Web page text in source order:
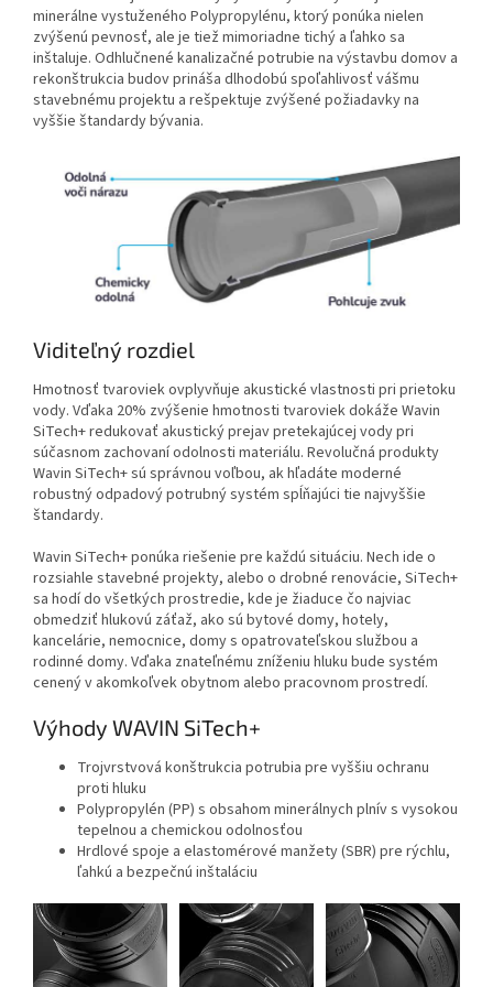
minerálne vystuženého Polypropylénu, ktorý ponúka nielen
zvýšenú pevnosť, ale je tiež mimoriadne tichý a ľahko sa
inštaluje. Odhlučnené kanalizačné potrubie na výstavbu domov a
rekonštrukcia budov prináša dlhodobú spoľahlivosť vášmu
stavebnému projektu a rešpektuje zvýšené požiadavky na
vyššie štandardy bývania.
Viditeľný rozdiel
Hmotnosť tvaroviek ovplyvňuje akustické vlastnosti pri prietoku
vody. Vďaka 20% zvýšenie hmotnosti tvaroviek dokáže Wavin
SiTech+ redukovať akustický prejav pretekajúcej vody pri
súčasnom zachovaní odolnosti materiálu. Revolučná produkty
Wavin SiTech+ sú správnou voľbou, ak hľadáte moderné
robustný odpadový potrubný systém spĺňajúci tie najvyššie
štandardy.
Wavin SiTech+ ponúka riešenie pre každú situáciu. Nech ide o
rozsiahle stavebné projekty, alebo o drobné renovácie, SiTech+
sa hodí do všetkých prostredie, kde je žiaduce čo najviac
obmedziť hlukovú záťaž, ako sú bytové domy, hotely,
kancelárie, nemocnice, domy s opatrovateľskou službou a
rodinné domy. Vďaka znateľnému zníženiu hluku bude systém
cenený v akomkoľvek obytnom alebo pracovnom prostredí.
Výhody WAVIN SiTech+
Trojvrstvová konštrukcia potrubia pre vyššiu ochranu
proti hluku
Polypropylén (PP) s obsahom minerálnych plnív s vysokou
tepelnou a chemickou odolnosťou
Hrdlové spoje a elastomérové manžety (SBR) pre rýchlu,
ľahkú a bezpečnú inštaláciu